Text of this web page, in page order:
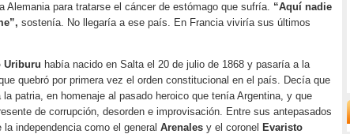
Alemania para tratarse el cáncer de estómago que sufría. “Aquí nadie
sostenía. No llegaría a ese país. En Francia viviría sus últimos
Uriburu había nacido en Salta el 20 de julio de 1868 y pasaría a la
quebró por primera vez el orden constitucional en el país. Decía que
la patria, en homenaje al pasado heroico que tenía Argentina, y que
de corrupción, desorden e improvisación. Entre sus antepasados
la independencia como el general Arenales y el coronel Evaristo